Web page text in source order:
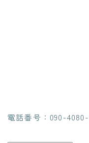
電話番号：090-4080-